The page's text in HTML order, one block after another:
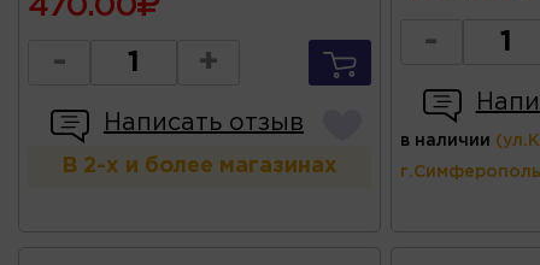
470.00
- +
Написать отзыв
В 2-х и более магазинах
-
в наличии